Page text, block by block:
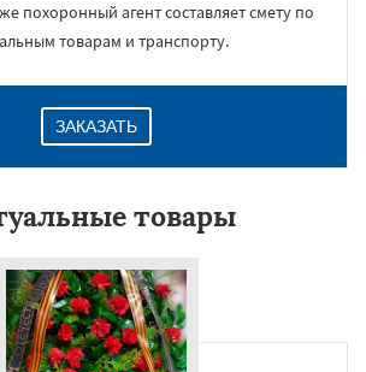
похоронный агент составляет смету по
товарам и транспорту.
ЗАКАЗАТЬ
товары